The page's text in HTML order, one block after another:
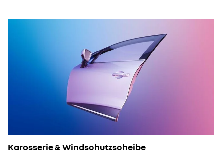
Karosserie & Windschutzscheibe